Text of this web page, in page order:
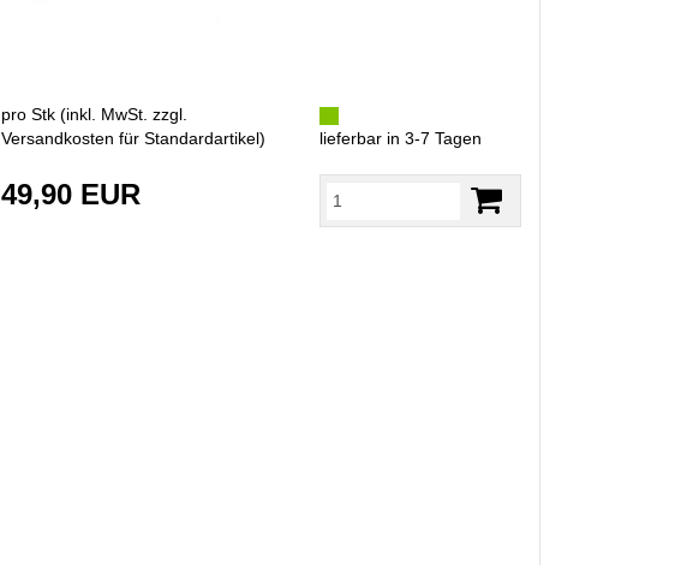
pro Stk (inkl. MwSt. zzgl.
Versandkosten für Standardartikel)
49,90 EUR
lieferbar in 3-7 Tagen